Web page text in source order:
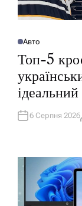
О
У
Б
Л
І
К
У
А
Т
Авто
Топ-5
6 Серпня 2026